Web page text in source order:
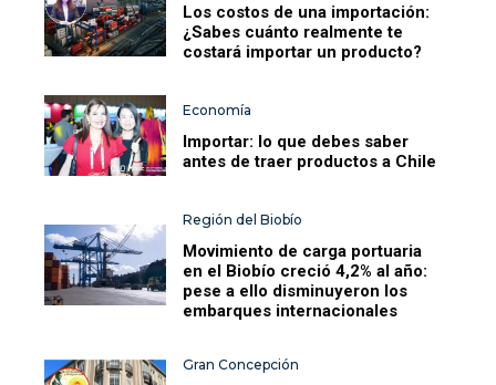
Los costos de una importación:
¿Sabes cuánto realmente te
costará importar un producto?
Economía
Importar: lo que debes saber
antes de traer productos a Chile
Región del Biobío
Movimiento de carga portuaria
en el Biobío creció 4,2% al año:
pese a ello disminuyeron los
embarques internacionales
Gran Concepción